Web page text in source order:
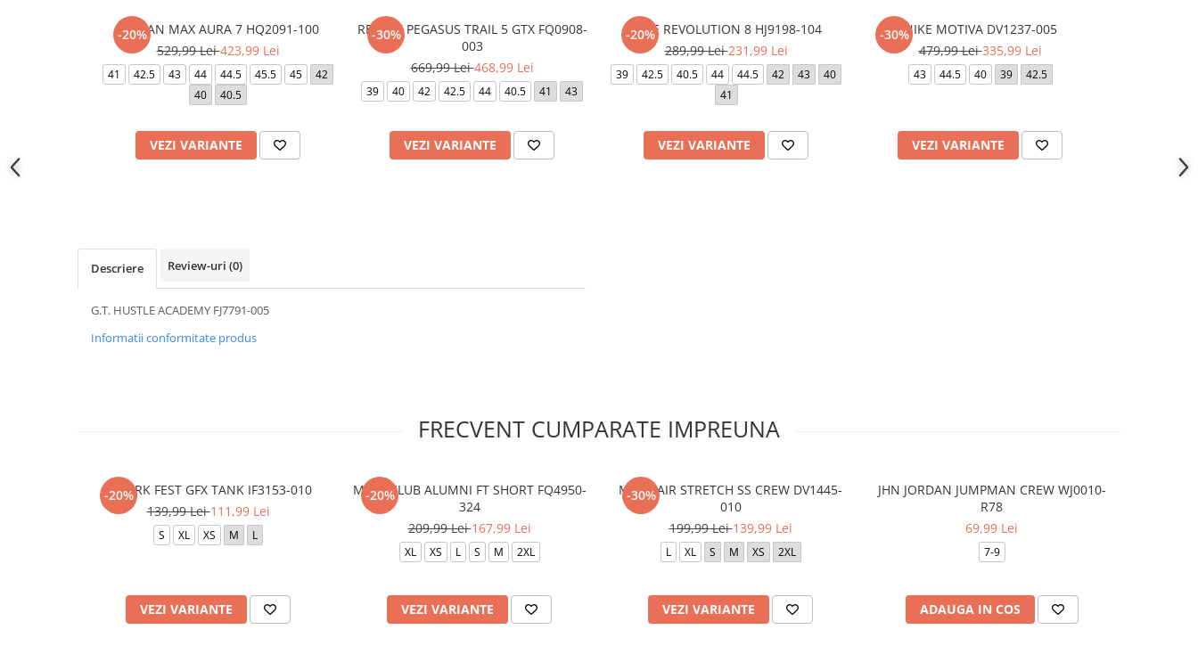
-20%
JORDAN MAX AURA 7 HQ2091-100
529,99 Lei423,99 Lei
41 42.5 43 44 44.5 45.5 45
42
40
40.5
VEZI VARIANTE
-30%
REACTX PEGASUS TRAIL 5 GTX FQ0908-
003
669,99 Lei468,99 Lei
39 40 42 42.5 44 40.5 41 43
VEZI VARIANTE
-20%
NIKE REVOLUTION 8 HJ9198-104
289,99 Lei231,99 Lei
39 42.5 40.5 44 44.5 42 43
40
41
VEZI VARIANTE
-30%NIKE MOTIVA DV1237-005
479,99 Lei335,99 Lei
43 44.5 40 39 42.5
VEZI VARIANTE
Descriere Review-uri (0)
G.T. HUSTLE ACADEMY FJ7791-005
Informatii conformitate produs
FRECVENT CUMPARATE IMPREUNA
-20%
M J BRK FEST GFX TANK IF3153-010
139,99 Lei111,99 Lei
S XL XS M L
VEZI VARIANTE
-20%
M NK CLUB ALUMNI FT SHORT FQ4950-
324
209,99 Lei167,99 Lei
XL XS L S M 2XL
VEZI VARIANTE
-30%
M J JD AIR STRETCH SS CREW DV1445-
010
199,99 Lei139,99 Lei
L XL S M XS 2XL
VEZI VARIANTE
JHN JORDAN JUMPMAN CREW WJ0010-
R78
69,99 Lei
7-9
ADAUGA IN COS